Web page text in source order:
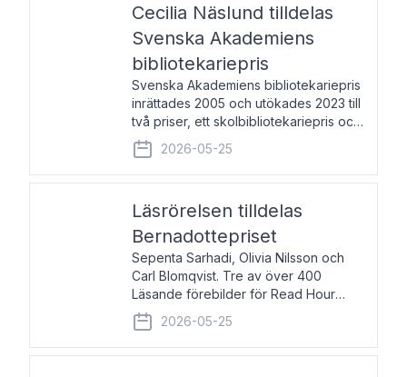
Cecilia Näslund tilldelas
Svenska Akademiens
bibliotekariepris
Svenska Akademiens bibliotekariepris
inrättades 2005 och utökades 2023 till
två priser, ett skolbibliotekariepris och
ett folkbibliotekariepris. Priserna skall
tilldelas bibliotekarier vid svenska folk-
och skolbibliotek som gjort värdefull
2026-05-25
Läsrörelsen tilldelas
Bernadottepriset
Sepenta Sarhadi, Olivia Nilsson och
Carl Blomqvist. Tre av över 400
Läsande förebilder för Read Hour
Sverige. Foto: Michael Wall. Den ideella
föreningen Läsrörelsen tilldelas
Bernadottepriset 2026 för att den
2026-05-25